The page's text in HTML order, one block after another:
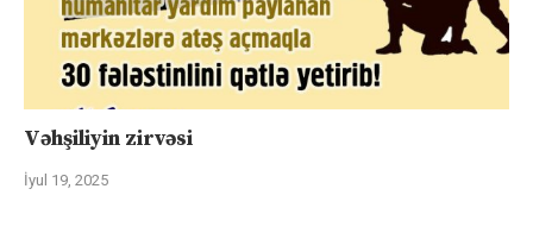
Vəhşiliyin zirvəsi
İyul 19, 2025